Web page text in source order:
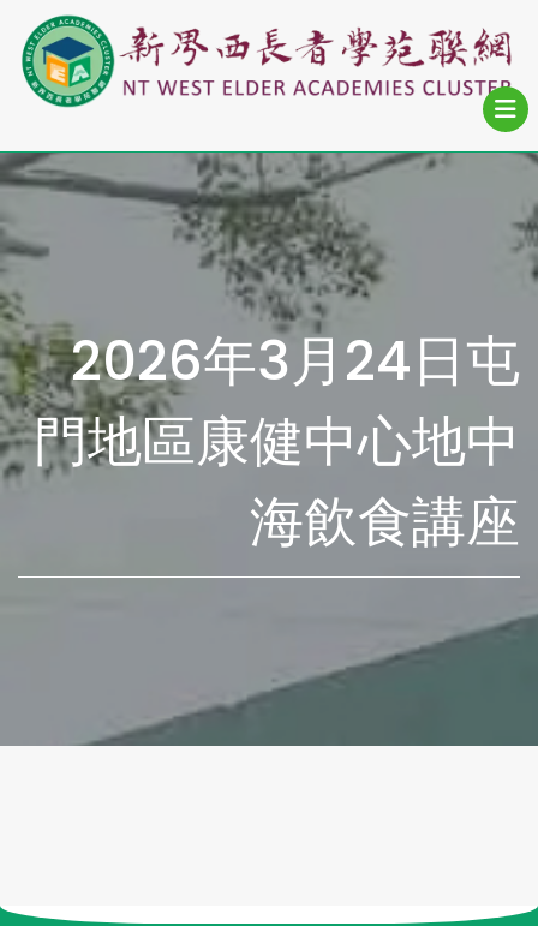
2026年3月24日屯
門地區康健中心地中
海飲食講座